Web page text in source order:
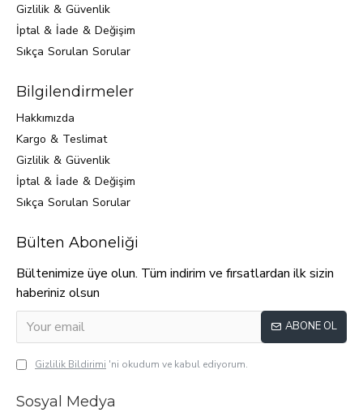
Gizlilik & Güvenlik
İptal & İade & Değişim
Sıkça Sorulan Sorular
Bilgilendirmeler
Hakkımızda
Kargo & Teslimat
Gizlilik & Güvenlik
İptal & İade & Değişim
Sıkça Sorulan Sorular
Bülten Aboneliği
Bültenimize üye olun. Tüm indirim ve fırsatlardan ilk sizin
haberiniz olsun
ABONE OL
Gizlilik Bildirimi 'ni okudum ve kabul ediyorum.
Sosyal Medya